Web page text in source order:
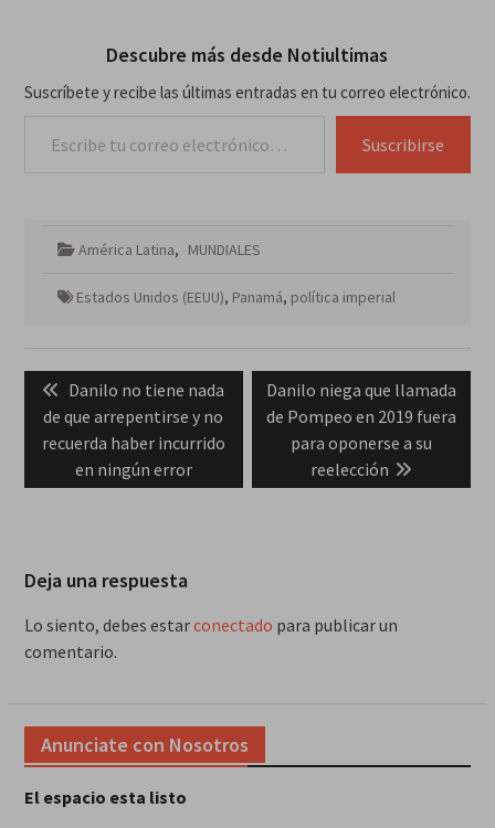
Descubre más desde Notiultimas
Suscríbete y recibe las últimas entradas en tu correo electrónico.
Suscribirse
América Latina, MUNDIALES
Estados Unidos (EEUU), Panamá, política imperial
Navegación
de
entradas
Previous
post:
Danilo no tiene nada
de que arrepentirse y no
recuerda haber incurrido
en ningún error
Next
post:
Danilo niega que llamada
de Pompeo en 2019 fuera
para oponerse a su
reelección
Deja una respuesta
Lo siento, debes estarconectado para publicar un
comentario.
Anunciate con Nosotros
El espacio esta listo